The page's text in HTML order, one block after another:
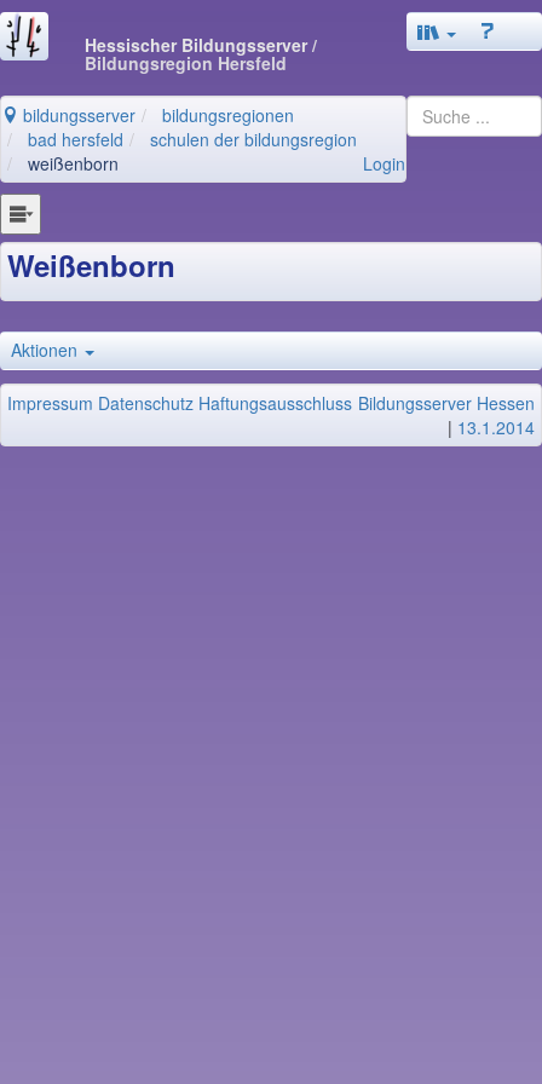
Hessischer Bildungsserver/
Bildungsregion Hersfeld
bildungsserver
bildungsregionen
bad hersfeld
schulen der bildungsregion
weißenborn
Login
Weißenborn
Aktionen
Impressum Datenschutz Haftungsausschluss Bildungsserver Hessen
| 13.1.2014